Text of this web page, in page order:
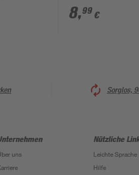
x 45 mm 200 Stück
8,99 €
Sorglos,
uns
Nützliche
Leichte Sprache
Hilfe